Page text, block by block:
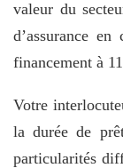
valeur du
d’assurance
financement à
Votre
la durée de
particularités